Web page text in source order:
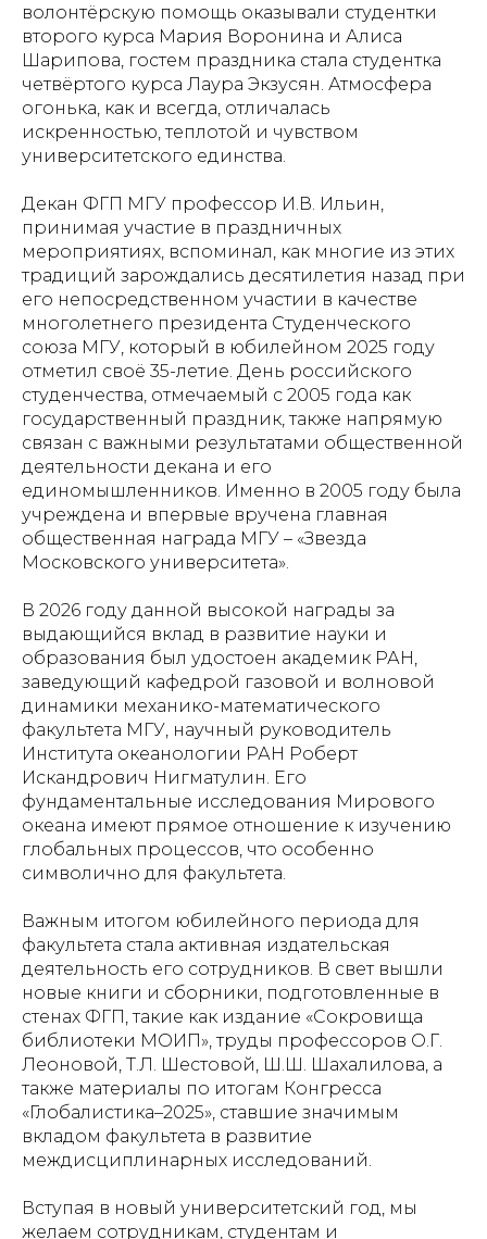
волонтёрскую помощь оказывали студентки
второго курса Мария Воронина и Алиса
Шарипова, гостем праздника стала студентка
четвёртого курса Лаура Экзусян. Атмосфера
огонька, как и всегда, отличалась
искренностью, теплотой и чувством
университетского единства.
Декан ФГП МГУ профессор И.В. Ильин,
принимая участие в праздничных
мероприятиях, вспоминал, как многие из этих
традиций зарождались десятилетия назад при
его непосредственном участии в качестве
многолетнего президента Студенческого
союза МГУ, который в юбилейном 2025 году
отметил своё 35-летие. День российского
студенчества, отмечаемый с 2005 года как
государственный праздник, также напрямую
связан с важными результатами общественной
деятельности декана и его
единомышленников. Именно в 2005 году была
учреждена и впервые вручена главная
общественная награда МГУ – «Звезда
Московского университета».
В 2026 году данной высокой награды за
выдающийся вклад в развитие науки и
образования был удостоен академик РАН,
заведующий кафедрой газовой и волновой
динамики механико-математического
факультета МГУ, научный руководитель
Института океанологии РАН Роберт
Искандрович Нигматулин. Его
фундаментальные исследования Мирового
океана имеют прямое отношение к изучению
глобальных процессов, что особенно
символично для факультета.
Важным итогом юбилейного периода для
факультета стала активная издательская
деятельность его сотрудников. В свет вышли
новые книги и сборники, подготовленные в
стенах ФГП, такие как издание «Сокровища
библиотеки МОИП», труды профессоров О.Г.
Леоновой, Т.Л. Шестовой, Ш.Ш. Шахалилова, а
также материалы по итогам Конгресса
«Глобалистика–2025», ставшие значимым
вкладом факультета в развитие
междисциплинарных исследований.
Вступая в новый университетский год, мы
желаем сотрудникам, студентам и